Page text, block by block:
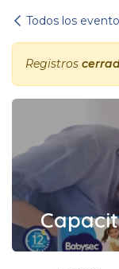
Todos los
Registros